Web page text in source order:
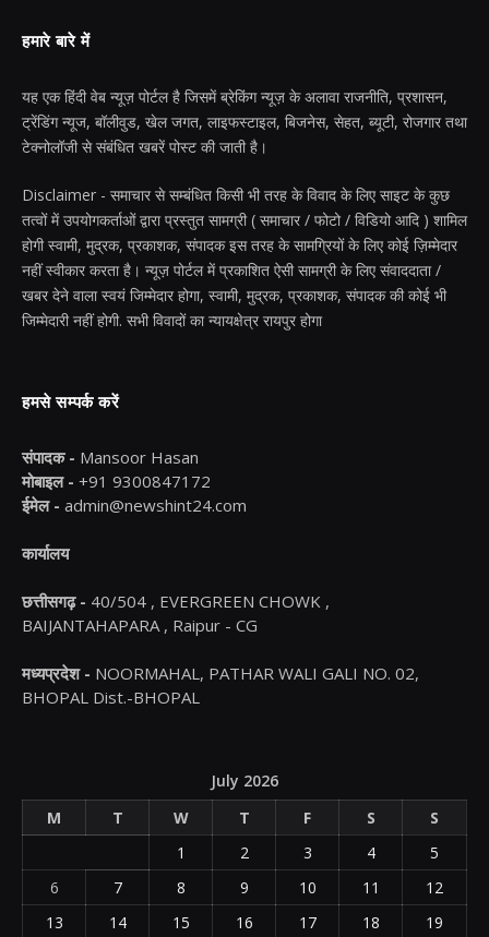
हमारे बारे में
यह एक हिंदी वेब न्यूज़ पोर्टल है जिसमें ब्रेकिंग न्यूज़ के अलावा राजनीति, प्रशासन,
ट्रेंडिंग न्यूज, बॉलीवुड, खेल जगत, लाइफस्टाइल, बिजनेस, सेहत, ब्यूटी, रोजगार तथा
टेक्नोलॉजी से संबंधित खबरें पोस्ट की जाती है।
Disclaimer - समाचार से सम्बंधित किसी भी तरह के विवाद के लिए साइट के कुछ
तत्वों में उपयोगकर्ताओं द्वारा प्रस्तुत सामग्री ( समाचार / फोटो / विडियो आदि ) शामिल
होगी स्वामी, मुद्रक, प्रकाशक, संपादक इस तरह के सामग्रियों के लिए कोई ज़िम्मेदार
नहीं स्वीकार करता है। न्यूज़ पोर्टल में प्रकाशित ऐसी सामग्री के लिए संवाददाता /
खबर देने वाला स्वयं जिम्मेदार होगा, स्वामी, मुद्रक, प्रकाशक, संपादक की कोई भी
जिम्मेदारी नहीं होगी. सभी विवादों का न्यायक्षेत्र रायपुर होगा
हमसे सम्पर्क करें
संपादक - Mansoor Hasan
मोबाइल - +91 9300847172
ईमेल - admin@newshint24.com
कार्यालय
छत्तीसगढ़ - 40/504 , EVERGREEN CHOWK ,
BAIJANTAHAPARA , Raipur - CG
मध्यप्रदेश - NOORMAHAL, PATHAR WALI GALI NO. 02,
BHOPAL Dist.-BHOPAL
July 2026
M
T W T F S
S
1
2 3 4
5
6
7 8 9 10 11
12
13
14 15 16 17 18 19